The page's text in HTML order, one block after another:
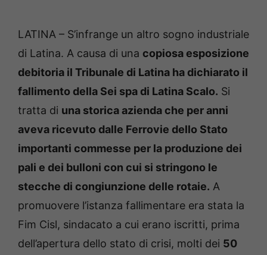
LATINA – S’infrange un altro sogno industriale
di Latina. A causa di una copiosa esposizione
debitoria il Tribunale di Latina ha dichiarato il
fallimento della Sei spa di Latina Scalo. Si
tratta di una storica azienda che per anni
aveva ricevuto dalle Ferrovie dello Stato
importanti commesse per la produzione dei
pali e dei bulloni con cui si stringono le
stecche di congiunzione delle rotaie. A
promuovere l’istanza fallimentare era stata la
Fim Cisl, sindacato a cui erano iscritti, prima
dell’apertura dello stato di crisi, molti dei 50